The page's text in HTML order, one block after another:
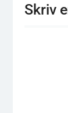
Skriv